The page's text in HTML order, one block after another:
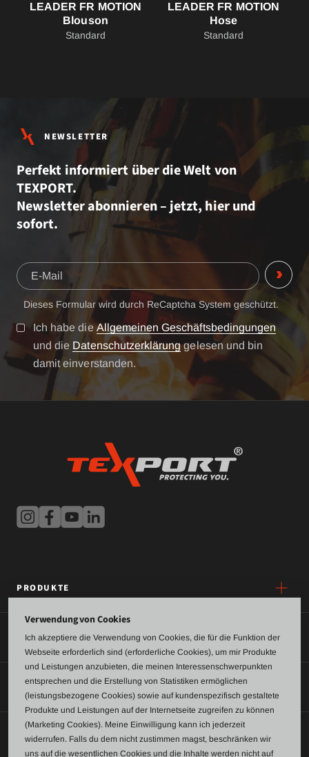
LEADER FR MOTION
Blouson
Standard
LEADER FR MOTION
Hose
Standard
NEWSLETTER
Perfekt informiert über die Welt von
TEXPORT.
Newsletter abonnieren – jetzt, hier und
sofort.
Dieses Formular wird durch ReCaptcha System geschützt.
Ich habe die Allgemeinen Geschäftsbedingungen
und die Datenschutzerklärunggelesen und bin
damit einverstanden.
PRODUKTE
SERVICE
ÜBER UNS
KONTAKT
Verwendung von Cookies
Ich akzeptiere die Verwendung von Cookies, die für die Funktion der
Webseite erforderlich sind (erforderliche Cookies), um mir Produkte
und Leistungen anzubieten, die meinen Interessenschwerpunkten
entsprechen und die Erstellung von Statistiken ermöglichen
(leistungsbezogene Cookies) sowie auf kundenspezifisch gestaltete
Produkte und Leistungen auf der Internetseite zugreifen zu können
(Marketing Cookies). Meine Einwilligung kann ich jederzeit
widerrufen. Falls du dem nicht zustimmen magst, beschränken wir
uns auf die wesentlichen Cookies und die Inhalte werden nicht auf